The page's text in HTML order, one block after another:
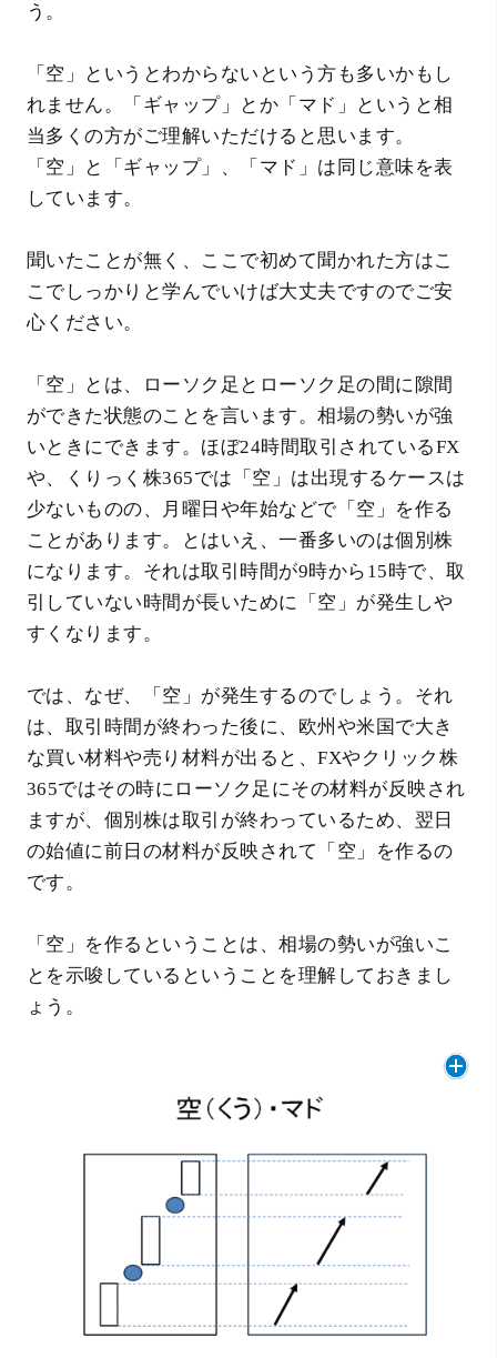
う。
「空」というとわからないという方も多いかもし
れません。「ギャップ」とか「マド」というと相
当多くの方がご理解いただけると思います。
「空」と「ギャップ」、「マド」は同じ意味を表
しています。
聞いたことが無く、ここで初めて聞かれた方はこ
こでしっかりと学んでいけば大丈夫ですのでご安
心ください。
「空」とは、ローソク足とローソク足の間に隙間
ができた状態のことを言います。相場の勢いが強
いときにできます。ほぼ24時間取引されているFX
や、くりっく株365では「空」は出現するケースは
少ないものの、月曜日や年始などで「空」を作る
ことがあります。とはいえ、一番多いのは個別株
になります。それは取引時間が9時から15時で、取
引していない時間が長いために「空」が発生しや
すくなります。
では、なぜ、「空」が発生するのでしょう。それ
は、取引時間が終わった後に、欧州や米国で大き
な買い材料や売り材料が出ると、FXやクリック株
365ではその時にローソク足にその材料が反映され
ますが、個別株は取引が終わっているため、翌日
の始値に前日の材料が反映されて「空」を作るの
です。
「空」を作るということは、相場の勢いが強いこ
とを示唆しているということを理解しておきまし
ょう。